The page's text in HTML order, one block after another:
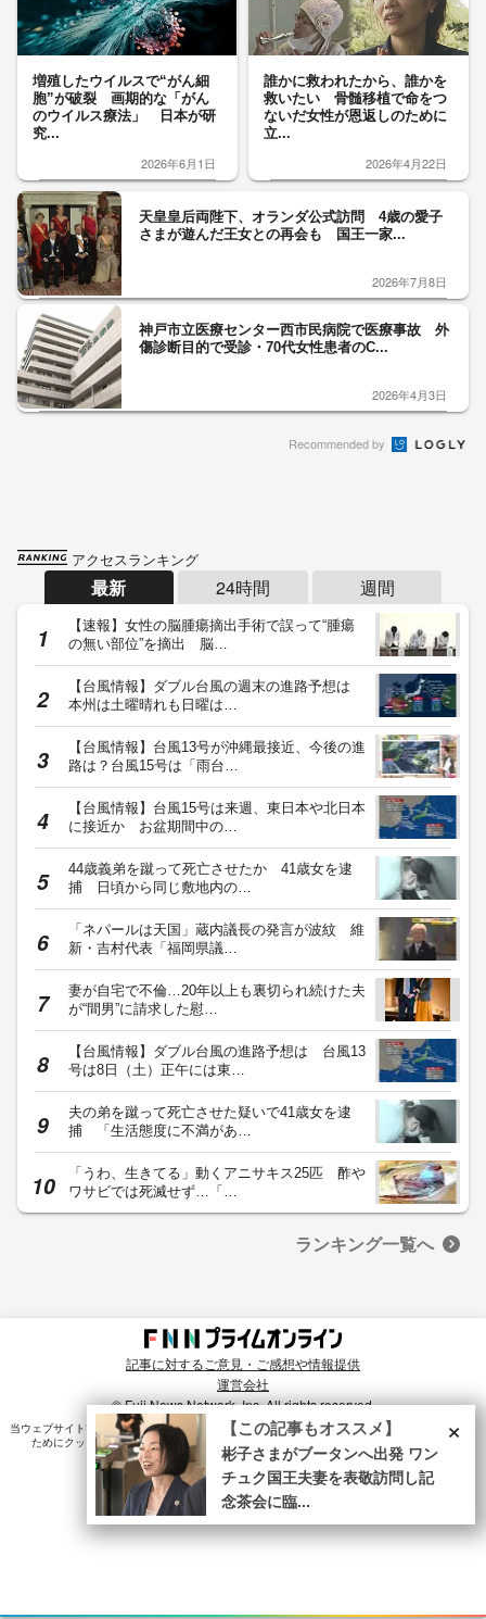
増殖したウイルスで“がん細
胞”が破裂 画期的な「がん
のウイルス療法」 日本が研
究...
2026年6月1日
誰かに救われたから、誰かを
救いたい 骨髄移植で命をつ
ないだ女性が恩返しのために
立...
2026年4月22日
天皇皇后両陛下、オランダ公式訪問 4歳の愛子
さまが遊んだ王女との再会も 国王一家...
2026年7月8日
神戸市立医療センター西市民病院で医療事故 外
傷診断目的で受診・70代女性患者のC...
2026年4月3日
Recommended by
アクセスランキング
最新 24時間 週間
【速報】女性の脳腫瘍摘出手術で誤って“腫瘍
の無い部位”を摘出 脳…
【台風情報】ダブル台風の週末の進路予想は
本州は土曜晴れも日曜は…
【台風情報】台風13号が沖縄最接近、今後の進
路は？台風15号は「雨台…
【台風情報】台風15号は来週、東日本や北日本
に接近か お盆期間中の…
44歳義弟を蹴って死亡させたか 41歳女を逮
捕 日頃から同じ敷地内の…
「ネパールは天国」蔵内議長の発言が波紋 維
新・吉村代表「福岡県議…
妻が自宅で不倫…20年以上も裏切られ続けた夫
が“間男”に請求した慰…
【台風情報】ダブル台風の進路予想は 台風13
号は8日（土）正午には東…
夫の弟を蹴って死亡させた疑いで41歳女を逮
捕 「生活態度に不満があ…
「うわ、生きてる」動くアニサキス25匹 酢や
ワサビでは死滅せず…「…
ランキング一覧へ
記事に対するご意見・ご感想や情報提供
運営会社
© Fuji News Network, Inc. All rights reserved.
当ウェブサイトでは、ユーザのニーズ・興味・関⼼に合致したコンテンツや広告配信を提供する
ためにクッキーを使⽤しています。詳細は、
プライバシーポリシー をご確認ください。×
【この記事もオススメ】
彬子さまがブータンへ出発 ワン
チュク国王夫妻を表敬訪問し記
念茶会に臨...